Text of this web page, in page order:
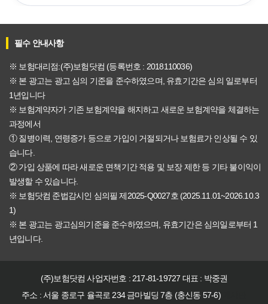
필수 안내사항
※ 보험대리점:(주)보험닷컴 (등록번호 : 2018110036)
※ 본 광고는 광고 심의 기준을 준수하였으며, 유효기간은 심의 일로부터
1년입니다
※ 보험계약자가 기존 보험계약을 해지하고 새로운 보험계약을 체결하는
과정에서
① 질병이력, 연령증가 등으로 가입이 거절되거나 보험료가 인상될 수 있
습니다.
② 가입 상품에 따라 새로운 면책기간 적용 및 보장 제한 등 기타 불이익이
발생할 수 있습니다.
※ 보험닷컴 준법감시인 심의필 제2025-Q0027호 (2025.11.01~2026.10.3
1)
※ 본 광고는 광고심의기준을 준수하였으며, 유효기간은 심의일로부터 1
년입니다.
(주)보험닷컴 사업자번호 : 217-81-19727 대표 : 박중권
주소 : 서울 종로구 율곡로 234 금마빌딩 7층 (충신동 57-6)